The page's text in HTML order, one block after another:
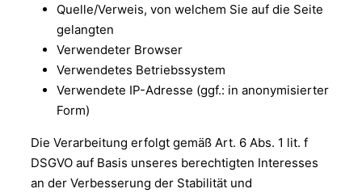
Quelle/Verweis, von welchem Sie auf die Seite
gelangten
Verwendeter Browser
Verwendetes Betriebssystem
Verwendete IP-Adresse (ggf.: in anonymisierter
Form)
Die Verarbeitung erfolgt gemäß Art. 6 Abs. 1 lit. f
DSGVO auf Basis unseres berechtigten Interesses
an der Verbesserung der Stabilität und